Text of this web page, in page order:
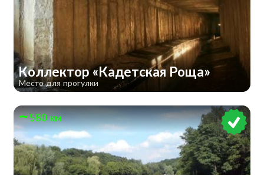
Коллектор «Кадетская Роща»
Место для прогулки
580 км